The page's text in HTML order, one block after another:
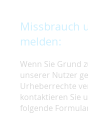
Missbrauch
melden:
Wenn Sie Grund
unserer Nutzer
Urheberrechte
kontaktieren Sie
folgende